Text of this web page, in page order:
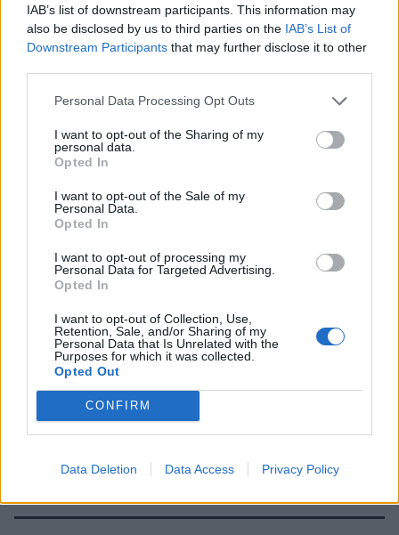
IAB’s list of downstream participants. This information may
also be disclosed by us to third parties on the IAB’s List of
Downstream Participants that may further disclose it to other
Personal Data Processing Opt Outs
I want to opt-out of the Sharing of my
personal data.
Opted In
I want to opt-out of the Sale of my
Personal Data.
Opted In
I want to opt-out of processing my
Personal Data for Targeted Advertising.
Opted In
I want to opt-out of Collection, Use,
Retention, Sale, and/or Sharing of my
Personal Data that Is Unrelated with the
Purposes for which it was collected.
Opted Out
CONFIRM
Data Deletion Data Access Privacy Policy
skupine,
Za podrobnosti o cenah vozovnic in enotni
vozovnici javnega potniškega prometa obiščite
spletno stranprevoznika.
Štrekna bus je odlična izbira za vse, ki si želijo na
brezskrben kolesarski izlet z lažjim povratkom iz
ene najlepših kolesarskih poti v Sloveniji.
DRUŽBA
štrekna štrekna bus